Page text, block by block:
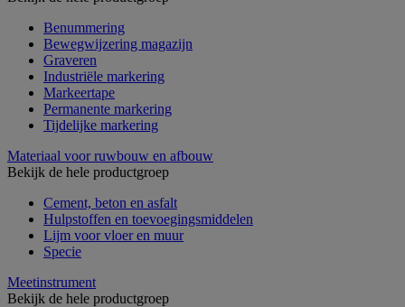
Benummering
Bewegwijzering magazijn
Graveren
Industriële markering
Markeertape
Permanente markering
Tijdelijke markering
Materiaal voor ruwbouw en afbouw
Bekijk de hele productgroep
Cement, beton en asfalt
Hulpstoffen en toevoegingsmiddelen
Lijm voor vloer en muur
Specie
Meetinstrument
Bekijk de hele productgroep